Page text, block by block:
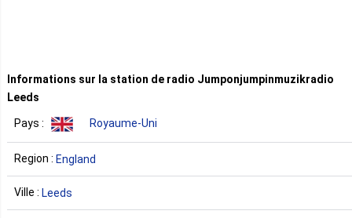
Informations sur la station de radio Jumponjumpinmuzikradio
Leeds
Pays : Royaume-Uni
Region : England
Ville : Leeds